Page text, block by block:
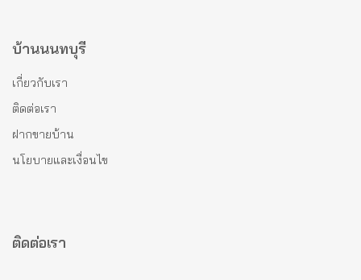
บ้านนนทบุรี
เกี่ยวกับเรา
ติดต่อเรา
ฝากขายบ้าน
นโยบายและเงื่อนไข
ติดต่อเรา